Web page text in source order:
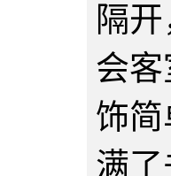
隔
会
饰
满